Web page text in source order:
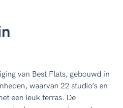
van Best Flats, gebouwd in
waarvan 22 studio’s en
een leuk terras. De